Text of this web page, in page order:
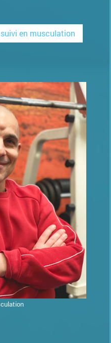
en musculation